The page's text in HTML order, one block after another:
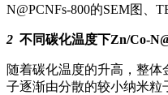
N@PCNFs-800的SEM图、
2 不同碳化温度下Zn/Co-
随着碳化温度的升高，整
子逐渐由分散的较小纳米粒